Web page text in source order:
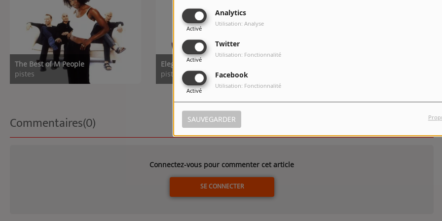
Analytics
Activé
Utilisation: Analyse
Twitter
Activé
Utilisation: Fonctionnalité
Facebook
Activé
Utilisation: Fonctionnalité
SAUVEGARDER
The Best of M People
pistes
Elegant Slumming
pistes
Commentaires(0)
Connectez-vous pour commenter cet article
SE CONNECTER